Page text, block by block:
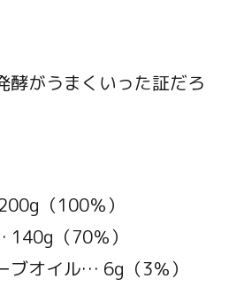
酵がうまくいった証だろ
（100％）
（70％）
ブオイル… 6g（3％）